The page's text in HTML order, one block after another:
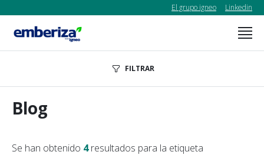
El grupo igneo Linkedin
FILTRAR
Blog
Se han obtenido 4resultados para la etiqueta